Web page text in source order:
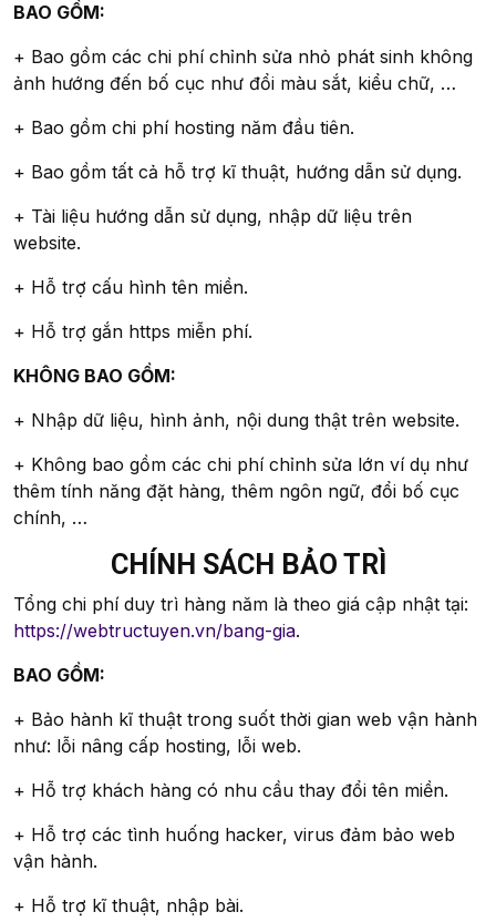
BAO GỒM:
+ Bao gồm các chi phí chỉnh sửa nhỏ phát sinh không
ảnh hướng đến bố cục như đổi màu sắt, kiểu chữ, …
+ Bao gồm chi phí hosting năm đầu tiên.
+ Bao gồm tất cả hỗ trợ kĩ thuật, hướng dẫn sử dụng.
+ Tài liệu hướng dẫn sử dụng, nhập dữ liệu trên
website.
+ Hỗ trợ cấu hình tên miền.
+ Hỗ trợ gắn https miễn phí.
KHÔNG BAO GỒM:
+ Nhập dữ liệu, hình ảnh, nội dung thật trên website.
+ Không bao gồm các chi phí chỉnh sửa lớn ví dụ như
thêm tính năng đặt hàng, thêm ngôn ngữ, đổi bố cục
chính, …
CHÍNH SÁCH BẢO TRÌ
Tổng chi phí duy trì hàng năm là theo giá cập nhật tại:
https://webtructuyen.vn/bang-gia.
BAO GỒM:
+ Bảo hành kĩ thuật trong suốt thời gian web vận hành
như: lỗi nâng cấp hosting, lỗi web.
+ Hỗ trợ khách hàng có nhu cầu thay đổi tên miền.
+ Hỗ trợ các tình huống hacker, virus đảm bảo web
vận hành.
+ Hỗ trợ kĩ thuật, nhập bài.